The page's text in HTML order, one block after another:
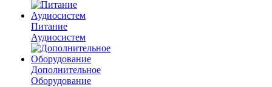
Питание
Аудиосистем
Дополнительное
Оборудование